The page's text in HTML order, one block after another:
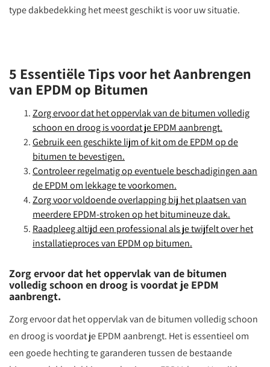
type dakbedekking het meest geschikt is voor uw situatie.
5 Essentiële Tips voor het Aanbrengen
van EPDM op Bitumen
Zorg ervoor dat het oppervlak van de bitumen volledig
schoon en droog is voordat je EPDM aanbrengt.
Gebruik een geschikte lijm of kit om de EPDM op de
bitumen te bevestigen.
Controleer regelmatig op eventuele beschadigingen aan
de EPDM om lekkage te voorkomen.
Zorg voor voldoende overlapping bij het plaatsen van
meerdere EPDM-stroken op het bitumineuze dak.
Raadpleeg altijd een professional als je twijfelt over het
installatieproces van EPDM op bitumen.
Zorg ervoor dat het oppervlak van de bitumen
volledig schoon en droog is voordat je EPDM
aanbrengt.
Zorg ervoor dat het oppervlak van de bitumen volledig schoon
en droog is voordat je EPDM aanbrengt. Het is essentieel om
een goede hechting te garanderen tussen de bestaande